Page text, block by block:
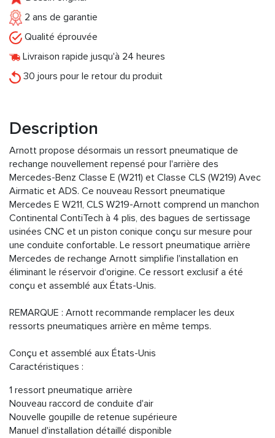
2 ans de garantie
Qualité éprouvée
Livraison rapide jusqu'à 24 heures
30 jours pour le retour du produit
Description
Arnott propose désormais un ressort pneumatique de
rechange nouvellement repensé pour l'arrière des
Mercedes-Benz Classe E (W211) et Classe CLS (W219) Avec
Airmatic et ADS. Ce nouveau Ressort pneumatique
Mercedes E W211, CLS W219-Arnott comprend un manchon
Continental ContiTech à 4 plis, des bagues de sertissage
usinées CNC et un piston conique conçu sur mesure pour
une conduite confortable. Le ressort pneumatique arrière
Mercedes de rechange Arnott simplifie l'installation en
éliminant le réservoir d'origine. Ce ressort exclusif a été
conçu et assemblé aux États-Unis.
REMARQUE : Arnott recommande remplacer les deux
ressorts pneumatiques arrière en même temps.
Conçu et assemblé aux États-Unis
Caractéristiques :
1 ressort pneumatique arrière
Nouveau raccord de conduite d'air
Nouvelle goupille de retenue supérieure
Manuel d'installation détaillé disponible